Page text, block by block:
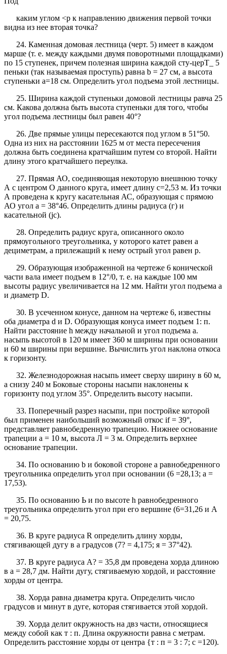
каким углом <р к направлению движения первой точки
видна из нее вторая точка?
24. Каменная домовая лестница (черт. 5) имеет в каждом
марше (т. е. между каждыми двумя поворотными площадками)
по 15 ступенек, причем полезная ширина каждой сту-церТ_ 5
пеньки (так называемая проступь) равна b = 27 см, а высота
ступеньки а=18 см. Определить угол подъема этой лестницы.
25. Ширина каждой ступеньки домовой лестницы равча 25
см. Какова должна быть высота ступеньки для того, чтобы
угол подъема лестницы был равен 40°?
26. Две прямые улицы пересекаются под углом в 51°50.
Одна из них на расстоянии 1625 м от места пересечения
должна быть соединена кратчайшим путем со второй. Найти
длину этого кратчайшего переулка.
27. Прямая АО, соединяющая некоторую внешнюю точку
А с центром О данного круга, имеет длину с=2,53 м. Из точки
А проведена к кругу касательная АС, образующая с прямою
АО угол а = 38°46. Определить длины радиуса (г) и
касательной (jc).
28. Определить радиус круга, описанного около
прямоугольного треугольника, у которого катет равен а
дециметрам, а прилежащий к нему острый угол равен р.
29. Образующая изображенной на чертеже 6 конической
части вала имеет подъем в 12°/0, т. е. на каждые 100 мм
высоты радиус увеличивается на 12 мм. Найти угол подъема а
и диаметр D.
30. В усеченном конусе, данном на чертеже 6, известны
оба диаметра d и D. Образующая конуса имеет подъем 1: п.
Найти расстояние h между начальной и угол подъема а.
насыпь высотой в 120 м имеет 360 м ширины при основании
и 60 м ширины при вершине. Вычислить угол наклона откоса
к горизонту.
32. Железнодорожная насыпь имеет сверху ширину в 60 м,
а снизу 240 м Боковые стороны насыпи наклонены к
горизонту под углом 35°. Определить высоту насыпи.
33. Поперечный разрез насыпи, при постройке которой
был применен наибольший возможный откос if = 39°,
представляет равнобедренную трапецию. Нижнее основание
трапеции а = 10 м, высота Л = 3 м. Определить верхнее
основание трапеции.
34. По основанию b и боковой стороне а равнобедренного
треугольника определить угол при основании (6 =28,13; а =
17,53).
35. По основанию Ь и по высоте h равнобедренного
треугольника определить угол при его вершине (6=31,26 и А
= 20,75.
36. В круге радиуса R определить длину хорды,
стягивающей дугу в а градусов (7? = 4,175; я = 37°42).
37. В круге радиуса А? = 35,8 дм проведена хорда длиною
в а = 28,7 дм. Найти дугу, стягиваемую хордой, и расстояние
хорды от центра.
38. Хорда равна диаметра круга. Определить число
градусов и минут в дуге, которая стягивается этой хордой.
39. Хорда делит окружность на двз части, относящиеся
между собой как т : п. Длина окружности равна с метрам.
Определить расстояние хорды от центра {т : п = 3 : 7; с =120).